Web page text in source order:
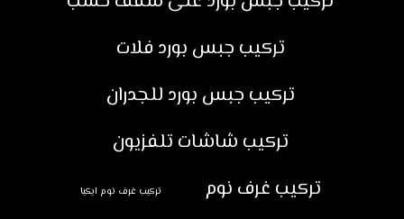
تركيب جبس بورد فلات
تركيب جبس بورد للجدران
تركيب شاشات تلفزيون
تركيب غرف نوم
تركيب غرف نوم ايكيا